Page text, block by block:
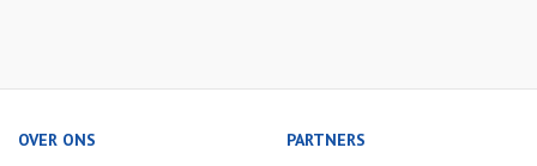
OVER ONS PARTNERS